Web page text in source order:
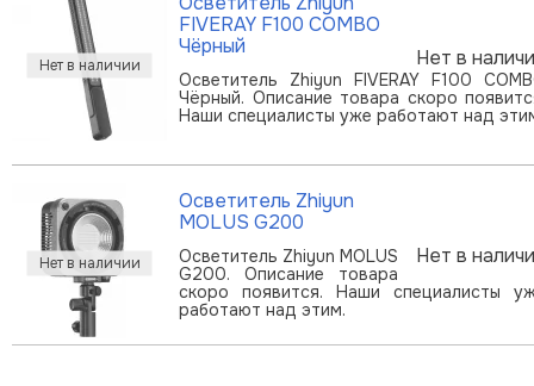
Нет в
FIVERAY F100 COMBO
Чёрный
Осветитель Zhiyun FIVERAY F100
Чёрный. Описание товара скоро
Наши специалисты уже работают над
Нет в
Осветитель Zhiyun
MOLUS G200
Осветитель Zhiyun MOLUS
G200. Описание товара
скоро появится. Наши специалисты
работают над этим.